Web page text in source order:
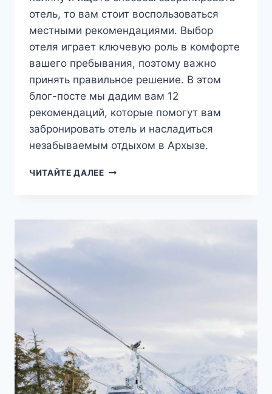
отель, то вам стоит воспользоваться
местными рекомендациями. Выбор
отеля играет ключевую роль в комфорте
вашего пребывания, поэтому важно
принять правильное решение. В этом
блог-посте мы дадим вам 12
рекомендаций, которые помогут вам
забронировать отель и насладиться
незабываемым отдыхом в Архызе.
ЧИТАЙТЕ ДАЛЕЕ12